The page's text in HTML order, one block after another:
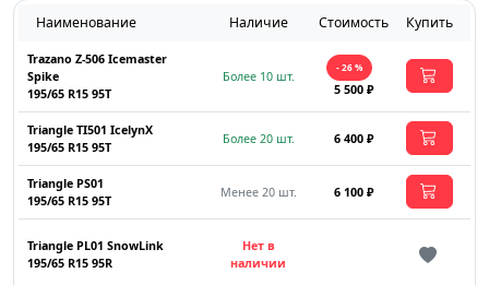
Наименование Наличие Стоимость Купить
Trazano Z-506 Icemaster
Spike
195/65 R15 95T
Более 10 шт.
- 26 %
5 500 ₽
Triangle TI501 IcelynX
195/65 R15 95T
Более 20 шт. 6 400 ₽
Triangle PS01
195/65 R15 95T
Менее 20 шт. 6 100 ₽
Triangle PL01 SnowLink
195/65 R15 95R
Нет в
наличии